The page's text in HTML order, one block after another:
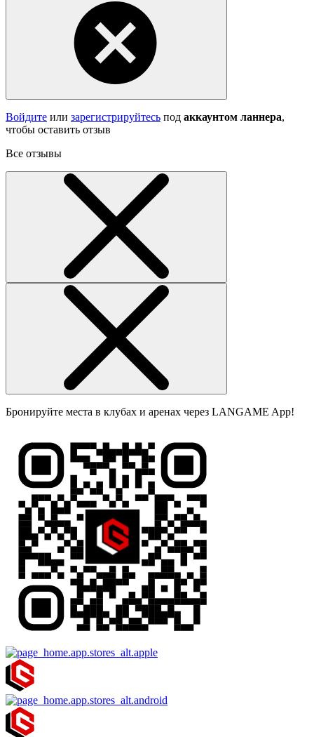
Войдите или зарегистрируйтесь под аккаунтом ланнера,
чтобы оставить отзыв
Все отзывы
Бронируйте места в клубах и аренах через LANGAME App!